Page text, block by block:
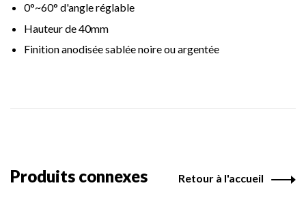
0°~60° d'angle réglable
Hauteur de 40mm
Finition anodisée sablée noire ou argentée
Produits connexes Retour à l'accueil